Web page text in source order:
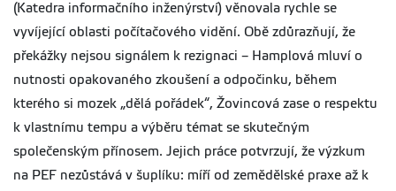
(Katedra informačního inženýrství) věnovala rychle se
vyvíjející oblasti počítačového vidění. Obě zdůrazňují, že
překážky nejsou signálem k rezignaci – Hamplová mluví o
nutnosti opakovaného zkoušení a odpočinku, během
kterého si mozek „dělá pořádek“, Žovincová zase o respektu
k vlastnímu tempu a výběru témat se skutečným
společenským přínosem. Jejich práce potvrzují, že výzkum
na PEF nezůstává v šuplíku: míří od zemědělské praxe až k
Ing. Adéla
Hamplová,